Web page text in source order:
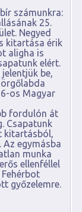
számunkra:
25.
Negyed
kitartása érik
aligha is
elért.
be,
os Magyar
fordulón át
Csapatunk
kitartásból,
Az egymásba
munka
ellenféllel
győzelemre.